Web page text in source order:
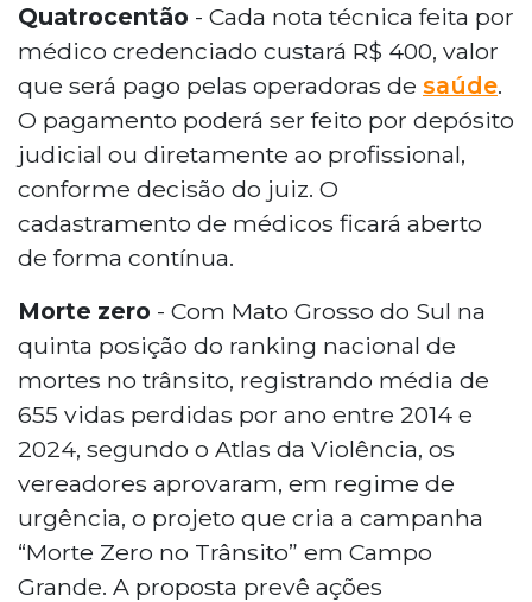
Quatrocentão - Cada nota técnica feita por
médico credenciado custará R$ 400, valor
que será pago pelas operadoras de saúde.
O pagamento poderá ser feito por depósito
judicial ou diretamente ao profissional,
conforme decisão do juiz. O
cadastramento de médicos ficará aberto
de forma contínua.
Morte zero - Com Mato Grosso do Sul na
quinta posição do ranking nacional de
mortes no trânsito, registrando média de
655 vidas perdidas por ano entre 2014 e
2024, segundo o Atlas da Violência, os
vereadores aprovaram, em regime de
urgência, o projeto que cria a campanha
“Morte Zero no Trânsito” em Campo
Grande. A proposta prevê ações